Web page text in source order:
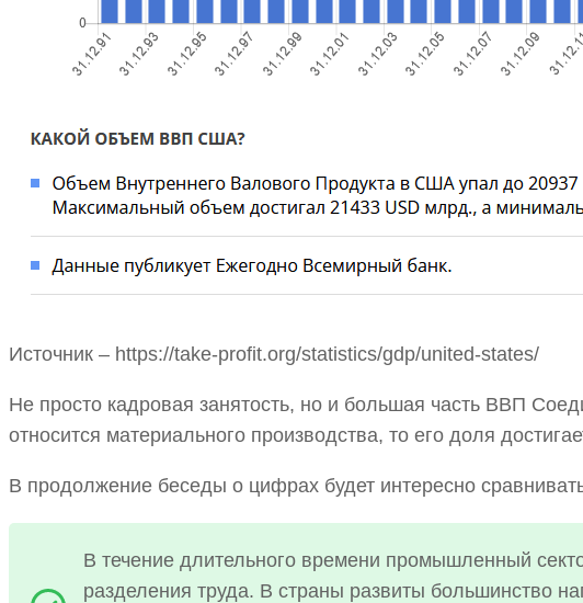
Источник – https://take-profit.org/statistics/gdp/united-states/
Не просто кадровая занятость, но и большая часть ВВП
относится материального производства, то его доля
В продолжение беседы о цифрах будет интересно
В течение длительного времени промышленный
разделения труда. В страны развиты большинство